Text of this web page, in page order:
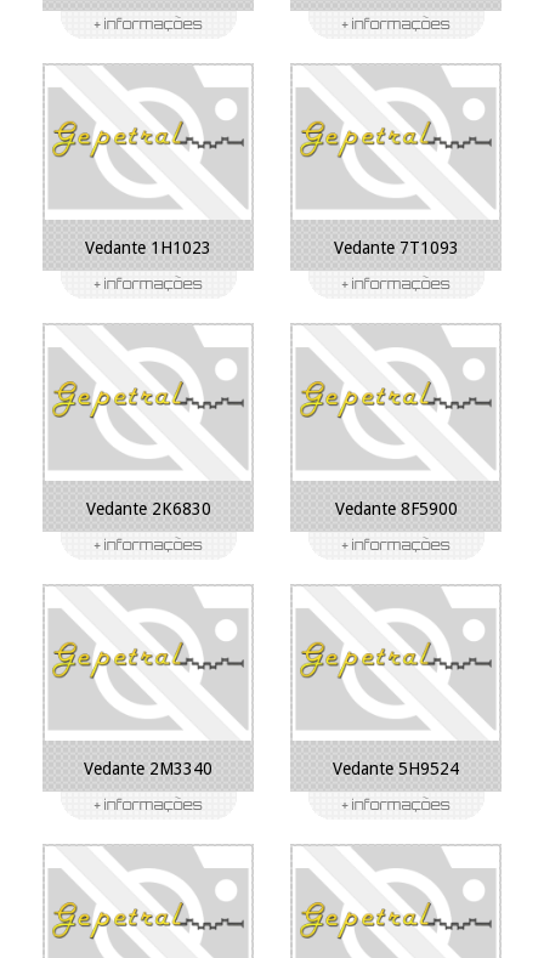
Vedante 1H1023 Vedante 7T1093
Vedante 2K6830 Vedante 8F5900
Vedante 2M3340 Vedante 5H9524